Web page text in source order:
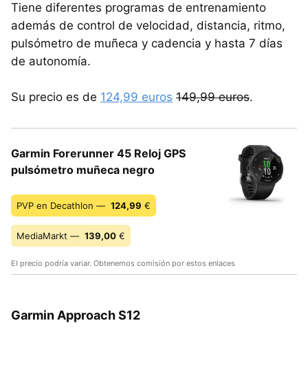
Tiene diferentes programas de entrenamiento
además de control de velocidad, distancia, ritmo,
pulsómetro de muñeca y cadencia y hasta 7 días
de autonomía.
Su precio es de 124,99 euros 149,99 euros.
Garmin Forerunner 45 Reloj GPS
pulsómetro muñeca negro
PVP en Decathlon — 124,99 €
MediaMarkt — 139,00 €
El precio podría variar. Obtenemos comisión por estos enlaces
Garmin Approach S12